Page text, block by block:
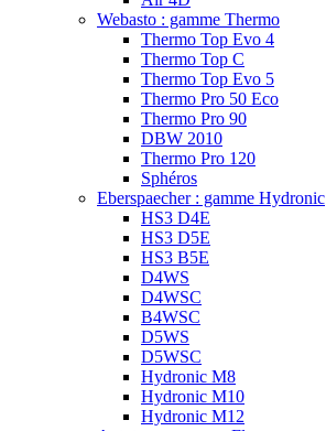
Webasto : gamme Thermo
Thermo Top Evo 4
Thermo Top C
Thermo Top Evo 5
Thermo Pro 50 Eco
Thermo Pro 90
DBW 2010
Thermo Pro 120
Sphéros
Eberspaecher : gamme Hydronic
HS3 D4E
HS3 D5E
HS3 B5E
D4WS
D4WSC
B4WSC
D5WS
D5WSC
Hydronic M8
Hydronic M10
Hydronic M12